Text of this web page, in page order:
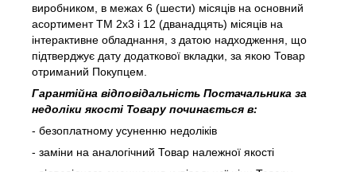
виробником, в межах 6 (шести) місяців на основний
асортимент ТМ 2х3 і 12 (дванадцять) місяців на
інтерактивне обладнання, з датою надходження, що
підтверджує дату додаткової вкладки, за якою Товар
отриманий Покупцем.
Гарантійна відповідальність Постачальника за
недоліки якості Товару починається в:
- безоплатному усуненню недоліків
- заміни на аналогічний Товар належної якості